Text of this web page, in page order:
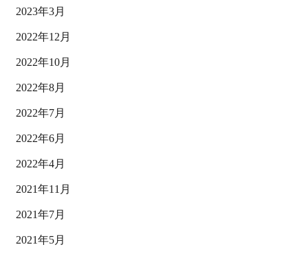
2023年3月
2022年12月
2022年10月
2022年8月
2022年7月
2022年6月
2022年4月
2021年11月
2021年7月
2021年5月